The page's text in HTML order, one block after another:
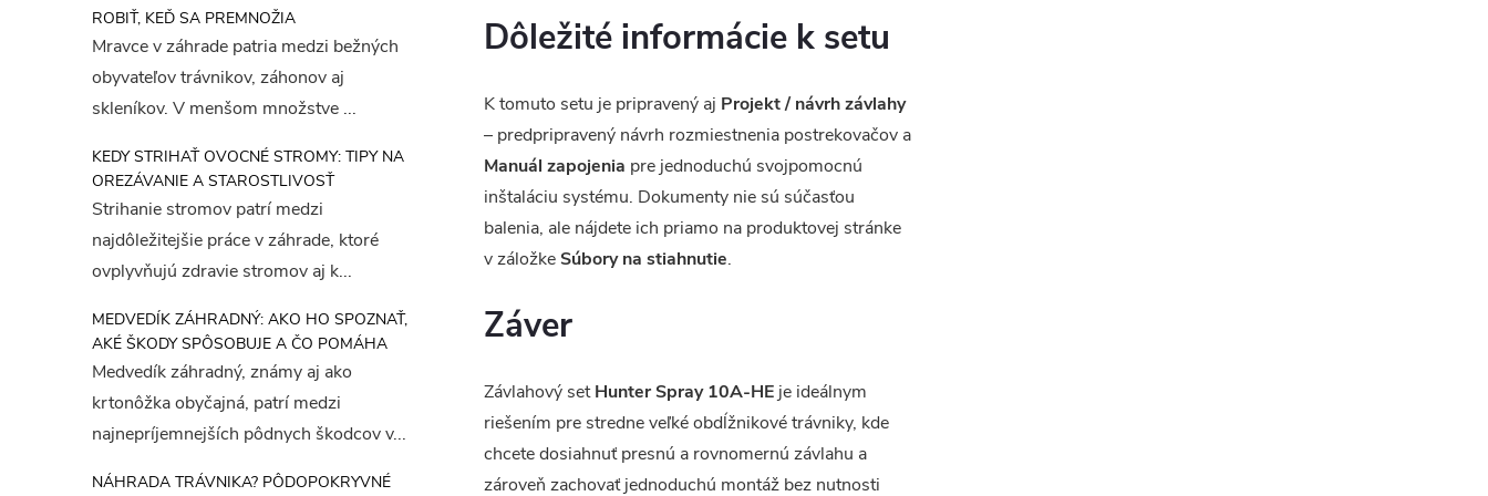
ROBIŤ, KEĎ SA PREMNOŽIA
Mravce v záhrade patria medzi bežných
obyvateľov trávnikov, záhonov aj
skleníkov. V menšom množstve ...
KEDY STRIHAŤ OVOCNÉ STROMY: TIPY NA
OREZÁVANIE A STAROSTLIVOSŤ
Strihanie stromov patrí medzi
najdôležitejšie práce v záhrade, ktoré
ovplyvňujú zdravie stromov aj k...
MEDVEDÍK ZÁHRADNÝ: AKO HO SPOZNAŤ,
AKÉ ŠKODY SPÔSOBUJE A ČO POMÁHA
Medvedík záhradný, známy aj ako
krtonôžka obyčajná, patrí medzi
najnepríjemnejších pôdnych škodcov v...
NÁHRADA TRÁVNIKA? PÔDOPOKRYVNÉ
Dôležité informácie k setu
K tomuto setu je pripravený aj Projekt / návrh závlahy
– predpripravený návrh rozmiestnenia postrekovačov a
Manuál zapojenia pre jednoduchú svojpomocnú
inštaláciu systému. Dokumenty nie sú súčasťou
balenia, ale nájdete ich priamo na produktovej stránke
v záložkeSúbory na stiahnutie.
Záver
Závlahový setHunter Spray 10A-HE je ideálnym
riešením pre stredne veľké obdĺžnikové trávniky, kde
chcete dosiahnuť presnú a rovnomernú závlahu a
zároveň zachovať jednoduchú montáž bez nutnosti